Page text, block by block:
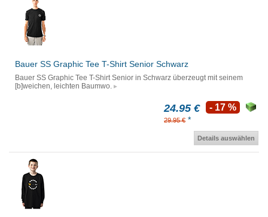
Bauer SS Graphic Tee T-Shirt Senior Schwarz
Bauer SS Graphic Tee T-Shirt Senior in Schwarz überzeugt mit seinem
[b]weichen, leichten Baumwo.
24.95 €
29.95 € *
- 17 %
Details auswählen